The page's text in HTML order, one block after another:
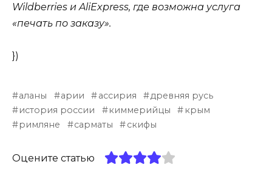
Wildberries и AliExpress, где возможна услуга
«печать по заказу».
})
аланы арии ассирия
древняя русь
история россии
киммерийцы
крым
римляне
сарматы скифы
Оцените статью